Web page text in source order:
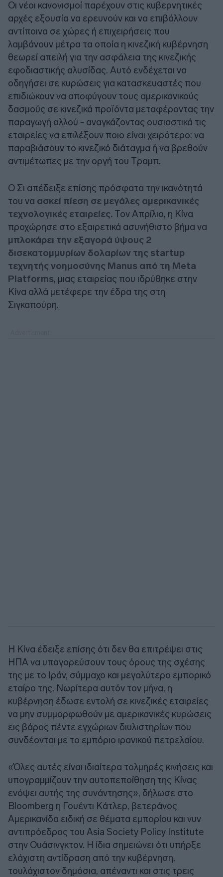
Οι νέοι κανονισμοί παρέχουν στις κυβερνητικές
αρχές εξουσία να ερευνούν και να επιβάλλουν
αντίποινα σε χώρες ή επιχειρήσεις που
λαμβάνουν μέτρα τα οποία η κινεζική κυβέρνηση
θεωρεί απειλή για την ασφάλεια της κινεζικής
εφοδιαστικής αλυσίδας. Αυτό ενδέχεται να
οδηγήσει σε κυρώσεις για κατασκευαστές που
επιδιώκουν να αποφύγουν τους αμερικανικούς
δασμούς σε κινεζικά προϊόντα μεταφέροντας την
παραγωγή αλλού - αναγκάζοντας ουσιαστικά τις
εταιρείες να επιλέξουν ποιο είναι χειρότερο: να
παραβιάσουν το κινεζικό διάταγμα ή να βρεθούν
αντιμέτωπες με την οργή του Tραμπ.
Ο Σι απέδειξε επίσης πρόσφατα την ικανότητά
του να ασκεί πίεση σε μεγάλες αμερικανικές
τεχνολογικές εταιρείες. Τον Απρίλιο, η Κίνα
προχώρησε στο εξαιρετικά ασυνήθιστο βήμα να
μπλοκάρει την εξαγορά ύψους 2
δισεκατομμυρίων δολαρίων της startup
τεχνητής νοημοσύνης Manus από τη Meta
Platforms, μιας εταιρείας που ιδρύθηκε στην
Κίνα αλλά μετέφερε την έδρα της στη
Σιγκαπούρη.
Η Κίνα έδειξε επίσης ότι δεν θα επιτρέψει στις
ΗΠΑ να υπαγορεύσουν τους όρους της σχέσης
της με το Ιράν, σύμμαχο και μεγαλύτερο εμπορικό
εταίρο της. Νωρίτερα αυτόν τον μήνα, η
κυβέρνηση έδωσε εντολή σε κινεζικές εταιρείες
να μην συμμορφωθούν με αμερικανικές κυρώσεις
εις βάρος πέντε εγχώριων διυλιστηρίων που
συνδέονται με το εμπόριο ιρανικού πετρελαίου.
«Όλες αυτές είναι ιδιαίτερα τολμηρές κινήσεις και
υπογραμμίζουν την αυτοπεποίθηση της Κίνας
ενόψει αυτής της συνάντησης», δήλωσε στο
Bloomberg η Γουέντι Κάτλερ, βετεράνος
Αμερικανίδα ειδική σε θέματα εμπορίου και νυν
αντιπρόεδρος του Asia Society Policy Institute
στην Ουάσινγκτον. Η ίδια σημειώνει ότι υπήρξε
ελάχιστη αντίδραση από την κυβέρνηση,
τουλάχιστον δημόσια, απέναντι και στις τρεις